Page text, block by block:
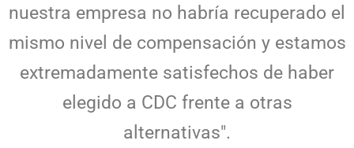
nuestra empresa no habría recuperado el
mismo nivel de compensación y estamos
extremadamente satisfechos de haber
elegido a CDC frente a otras
alternativas".